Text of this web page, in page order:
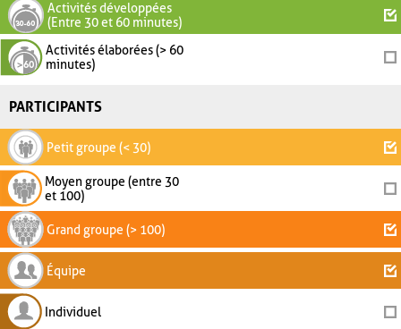
Activités développées
(Entre 30 et 60 minutes)
Activités élaborées (> 60
minutes)
PARTICIPANTS
Petit groupe (< 30)
Moyen groupe (entre 30
et 100)
Grand groupe (> 100)
Équipe
Individuel